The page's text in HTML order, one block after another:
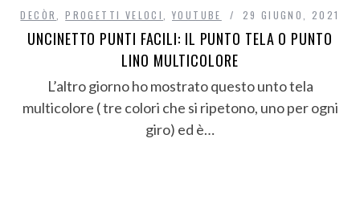
DECÒR ,PROGETTI VELOCI YOUTUBE 29 GIUGNO, 2021
UNCINETTO PUNTI FACILI: IL PUNTO TELA O PUNTO
LINO MULTICOLORE
L’altro giorno ho mostrato questo unto tela
multicolore ( tre colori che si ripetono, uno per ogni
giro) ed è…